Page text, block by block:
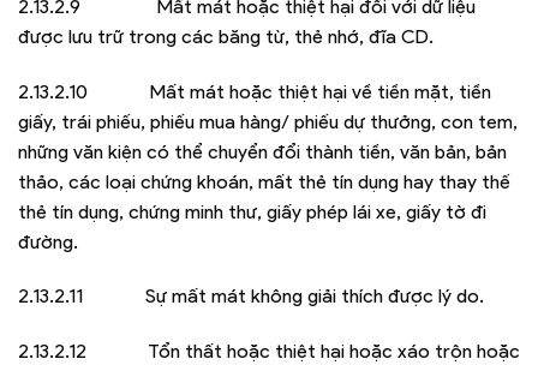
2.13.2.9 Mất mát hoặc thiệt hại đối với dữ liệu
được lưu trữ trong các băng từ, thẻ nhớ, đĩa CD.
2.13.2.10 Mất mát hoặc thiệt hại về tiền mặt, tiền
giấy, trái phiếu, phiếu mua hàng/ phiếu dự thưởng, con tem,
những văn kiện có thể chuyển đổi thành tiền, văn bản, bản
thảo, các loại chứng khoán, mất thẻ tín dụng hay thay thế
thẻ tín dụng, chứng minh thư, giấy phép lái xe, giấy tờ đi
đường.
2.13.2.11 Sự mất mát không giải thích được lý do.
2.13.2.12 Tổn thất hoặc thiệt hại hoặc xáo trộn hoặc